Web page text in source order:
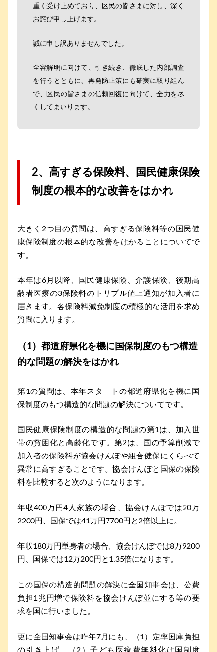
重く受け止めており、区民の皆さまに対し、深く
お詫び申し上げます。
誠に申し訳ありませんでした。
全容解明に向けて、引き続き、徹底した内部調査
を行うとともに、再発防止策にも確実に取り組ん
で、区民の皆さまの信頼回復に向けて、全力を尽
くしてまいります。
2、高すぎる保険料、国民健康保険
制度の根本的な改善をはかれ
大きく2つ目の質問は、高すぎる保険料等の国民健
康保険制度の根本的な改善をはかることについてで
す。
本年は6月以降、国民健康保険、介護保険、後期高
齢者医療の3保険料のトリプル値上通知が加入者に
届きます。各保険料減免制度の積極的な活用を求め
質問に入ります。
（1）都道府県化を機に国保制度のもつ構造
的な問題の解決をはかれ
第1の質問は、本年スタートの都道府県化を機に国
保制度のもつ構造的な問題の解決についてです。
国民健康保険制度の構造的な問題の第1は、加入世
帯の貧困化と高齢化です。第2は、国の予算削減で
加入者の保険料が協会けんぽや組合健保にくらべて
異常に高すぎることです。協会けんぽと国保の保険
料を比較すると次のようになります。
年収400万円4人家族の場合、協会けんぽでは20万
2200円、国保では41万円7700円と2倍以上に。
年収180万円単身者の場合、協会けんぽでは8万9200
円、国保では12万200円と1.35倍になります。
この国保の構造的問題の解決に全国知事会は、公費
負担1兆円増で保険料を協会けんぽ並にする等の要
求を国に行いました。
更に全国知事会は昨年7月にも、（1）定率国庫負担
の引き上げ、（2）子ども医療費無料化は国制度